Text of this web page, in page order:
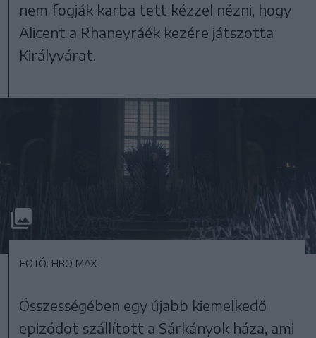
nem fogják karba tett kézzel nézni, hogy
Alicent a Rhaneyráék kezére játszotta
Királyvárat.
FOTÓ: HBO MAX
Összességében egy újabb kiemelkedő
epizódot szállított a Sárkányok háza, ami